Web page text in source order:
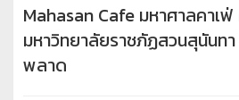
Mahasan Cafe มหาศาลคาเฟ่
มหาวิทยาลัยราชภัฏสวนสุนันท
พลาด